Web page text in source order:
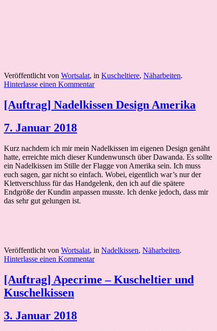
Veröffentlicht von Wortsalat, in Kuscheltiere, Näharbeiten.
Hinterlasse einen Kommentar
[Auftrag] Nadelkissen Design Amerika
7. Januar 2018
Kurz nachdem ich mir mein Nadelkissen im eigenen Design genäht
hatte, erreichte mich dieser Kundenwunsch über Dawanda. Es sollte
ein Nadelkissen im Stille der Flagge von Amerika sein. Ich muss
euch sagen, gar nicht so einfach. Wobei, eigentlich war’s nur der
Klettverschluss für das Handgelenk, den ich auf die spätere
Endgröße der Kundin anpassen musste. Ich denke jedoch, dass mir
das sehr gut gelungen ist.
Veröffentlicht von Wortsalat, in Nadelkissen, Näharbeiten.
Hinterlasse einen Kommentar
[Auftrag] Apecrime – Kuscheltier und
Kuschelkissen
3. Januar 2018